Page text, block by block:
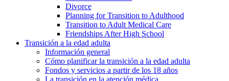
Divorce
Planning for Transition to Adulthood
Transition to Adult Medical Care
Friendships After High School
Transición a la edad adulta
Información general
Cómo planificar la transición a la edad adulta
Fondos y servicios a partir de los 18 años
La transición en la atención médica